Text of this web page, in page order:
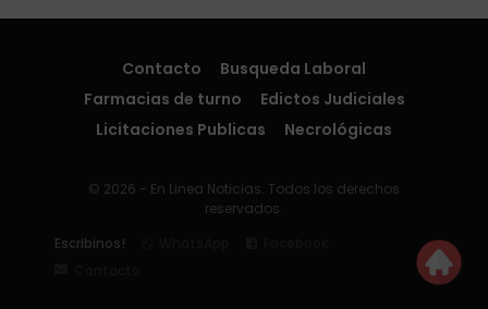
Contacto
Busqueda Laboral
Farmacias de turno
Edictos Judiciales
Licitaciones Publicas
Necrológicas
© 2026 - En Linea Noticias. Todos los derechos
reservados.
Escribinos!